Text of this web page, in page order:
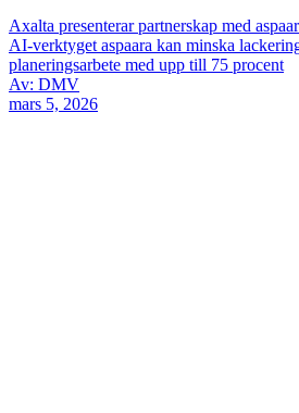
Axalta presenterar partnerskap med
AI-verktyget aspaara kan minska
planeringsarbete med upp till 75 procent
Av: DMV
mars 5, 2026